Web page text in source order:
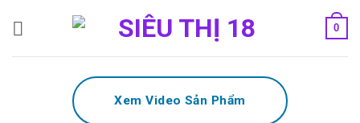
0
Xem Video Sản Phẩm